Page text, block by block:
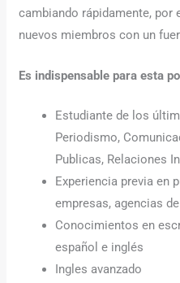
cambiando rápidamente, por
nuevos miembros con un
Es indispensable para esta
Estudiante de los
Periodismo,
Publicas, Relaciones
Experiencia previa en
empresas, agencias
Conocimientos en
español e inglés
Ingles avanzado